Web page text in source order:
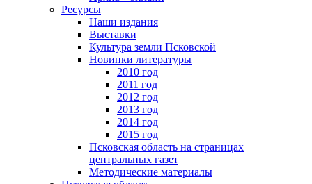
Ресурсы
Наши издания
Выставки
Культура земли Псковской
Новинки литературы
2010 год
2011 год
2012 год
2013 год
2014 год
2015 год
Псковская область на страницах
центральных газет
Методические материалы